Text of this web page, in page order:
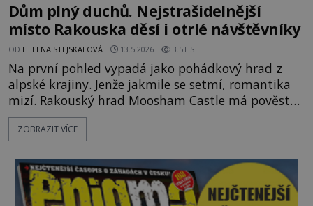
Dům plný duchů. Nejstrašidelnější
místo Rakouska děsí i otrlé návštěvníky
OD HELENA STEJSKALOVÁ 13.5.2026 3.5TIS
Na první pohled vypadá jako pohádkový hrad z
alpské krajiny. Jenže jakmile se setmí, romantika
mizí. Rakouský hrad Moosham Castle má pověst
nejděsivějšího domu v celé zemi. Lidé tu údajně
slyší kroky v prázdných chodbách, šeptání ze zdí i
temná minulost mohla zanechat něco, co se
dodnes nepodařilo vysvětlit. Kamenný hrad stojí v
horách Salcburska u
ZOBRAZIT VÍCE